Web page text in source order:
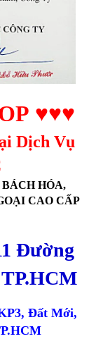
♥♥♥
Dịch Vụ
HÓA,
CAO CẤP
Đường
Đất Mới,